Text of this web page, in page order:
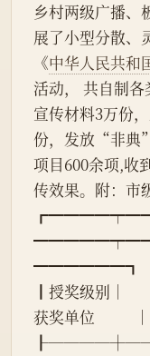
乡村两级广播、
展了小型分散、
《中华人民共和
活动， 共自制
宣传材料3万份
份，发放“非典
项目600余项,收
传效果。附：市
━━━━━━┓
┃授奖级别│
获奖单位